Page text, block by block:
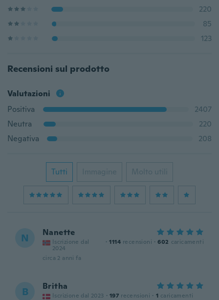
220
85
123
Recensioni sul prodotto
Valutazioni
Positiva
2407
Neutra
220
Negativa
208
Tutti Immagine Molto utili
N Nanette
Iscrizione dal
2024
· 1114 recensioni · 602 caricamenti
circa 2 anni fa
B Britha
Iscrizione dal 2023 · 197 recensioni · 1 caricamenti